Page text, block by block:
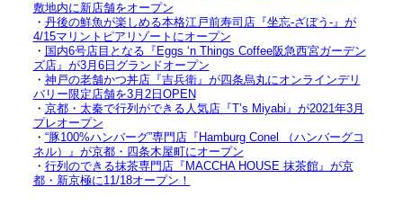
敷地内に新店舗をオープン
・ 丹後の鮮魚が楽しめる本格江戸前寿司店『坐忘-ざぼう-』が
4/15マリントピアリゾートにオープン
・ 国内6号店目となる『Eggs ‘n Things Coffee阪急西宮ガーデン
ズ店』が3月6日グランドオープン
・ 神戸の老舗かつ丼店『吉兵衛』が四条烏丸にオンラインデリ
バリー限定店舗を3月2日OPEN
・ 京都・太秦で行列ができる人気店『T’s Miyabi』が2021年3月
プレオープン
・ “豚100%ハンバーグ”専門店『Hamburg Conel （ハンバーグコ
ネル）』が京都・四条木屋町にオープン
・ 行列のできる抹茶専門店『MACCHA HOUSE 抹茶館』が京
都・新京極に11/18オープン！